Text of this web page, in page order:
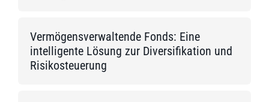
Vermögensverwaltende Fonds: Eine
intelligente Lösung zur Diversifikation und
Risikosteuerung